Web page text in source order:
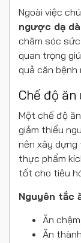
Ngoài việc
ngược dạ
chăm sóc
quan trọng
quả căn bệnh
Chế độ ăn
Một chế độ
giảm thiểu
nên xây
thực phẩm
tốt cho tiêu
Nguyên tắc
Ăn
Ăn